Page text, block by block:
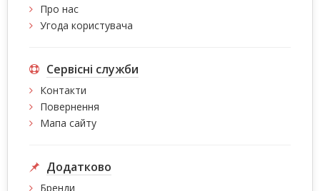
Про нас
Угода користувача
Сервісні служби
Контакти
Повернення
Мапа сайту
Додатково
Бренди